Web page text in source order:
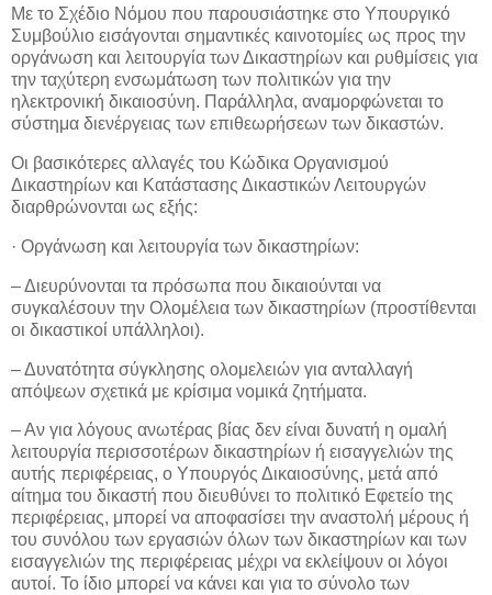
Με το Σχέδιο Νόμου που παρουσιάστηκε στο Υπουργικό
Συμβούλιο εισάγονται σημαντικές καινοτομίες ως προς την
οργάνωση και λειτουργία των Δικαστηρίων και ρυθμίσεις για
την ταχύτερη ενσωμάτωση των πολιτικών για την
ηλεκτρονική δικαιοσύνη. Παράλληλα, αναμορφώνεται το
σύστημα διενέργειας των επιθεωρήσεων των δικαστών.
Οι βασικότερες αλλαγές του Κώδικα Οργανισμού
Δικαστηρίων και Κατάστασης Δικαστικών Λειτουργών
διαρθρώνονται ως εξής:
· Οργάνωση και λειτουργία των δικαστηρίων:
– Διευρύνονται τα πρόσωπα που δικαιούνται να
συγκαλέσουν την Ολομέλεια των δικαστηρίων (προστίθενται
οι δικαστικοί υπάλληλοι).
– Δυνατότητα σύγκλησης ολομελειών για ανταλλαγή
απόψεων σχετικά με κρίσιμα νομικά ζητήματα.
– Αν για λόγους ανωτέρας βίας δεν είναι δυνατή η ομαλή
λειτουργία περισσοτέρων δικαστηρίων ή εισαγγελιών της
αυτής περιφέρειας, ο Υπουργός Δικαιοσύνης, μετά από
αίτημα του δικαστή που διευθύνει το πολιτικό Εφετείο της
περιφέρειας, μπορεί να αποφασίσει την αναστολή μέρους ή
του συνόλου των εργασιών όλων των δικαστηρίων και των
εισαγγελιών της περιφέρειας μέχρι να εκλείψουν οι λόγοι
αυτοί. Το ίδιο μπορεί να κάνει και για το σύνολο των